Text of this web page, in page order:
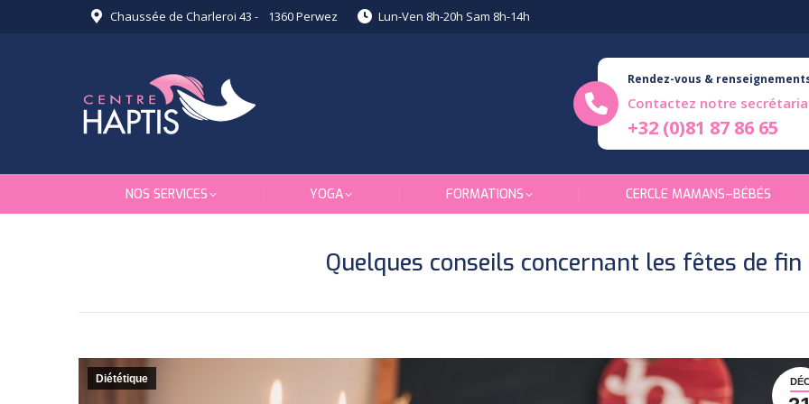
Chaussée de Charleroi 43 - 1360 Perwez Lun-Ven 8h-20h Sam 8h-14h
Rendez-vous &
Contactez notre
+32 (0)81 87 86 65
NOS SERVICES YOGA FORMATIONS CERCLE MAMANS–BÉBÉS
Quelques conseils concernant les fêtes de fin
Diététique